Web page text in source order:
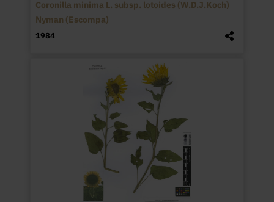
Coronilla minima L. subsp. lotoides (W.D.J.Koch)
Nyman (Escompa)
1984